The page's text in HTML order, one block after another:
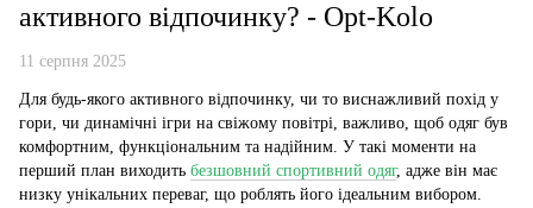
активного відпочинку? - Opt-Kolo
11 серпня 2025
Для будь-якого активного відпочинку, чи то виснажливий похід у
гори, чи динамічні ігри на свіжому повітрі, важливо, щоб одяг був
комфортним, функціональним та надійним. У такі моменти на
перший план виходить безшовний спортивний одяг, адже він має
низку унікальних переваг, що роблять його ідеальним вибором.